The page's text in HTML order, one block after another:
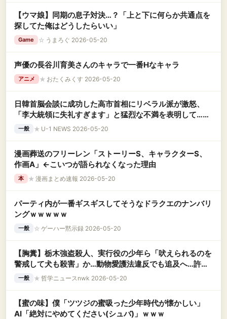
【ウマ娘】同期の息子対決…？「上と下に何らか共通点を
探してた俺はどうしたらいい」
Game ☆ うまろぐ 2026-05-20
声優の長谷川育美さんのキャラで一番Hなキャラ
アニメ ★ おたくみくす 2026-05-20
日韓首脳会談に成功した高市首相にリベラル派が激怒、
「李大統領に失礼すぎます」と猛烈な不満を表明して……
一般 ★ U-1 NEWS 2026-05-20
漫画葬送のフリーレン「ストーリーS、キャラクターS、
作画A」←こいつが語られなくなった理由
本 ★ 漫画まとめ速報 2026-05-20
パーティ内が一番ギスギスしてそうなドラクエのナンバリ
ングｗｗｗｗｗ
一般 ☆ ゲーハー黙示録 2026-05-20
【胸糞】栃木強盗殺人、実行役の少年ら「吠えられるのを
警戒して犬も殺害」か…動物愛護法違反でも追及へ…許せ
ないと怒り広がる
一般 ★ 哲学ニュースnwk 2026-05-20
【蜜の味】僕「ツツジの蜜吸った少年時代が懐かしい」
AI「絶対にやめてください(シュバ)」ｗｗｗ